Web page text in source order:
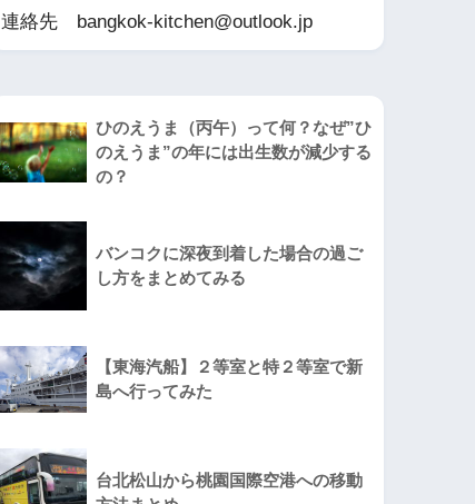
連絡先 bangkok-kitchen@outlook.jp
ひのえうま（丙午）って何？なぜ”ひ
のえうま”の年には出生数が減少する
の？
バンコクに深夜到着した場合の過ご
し方をまとめてみる
【東海汽船】２等室と特２等室で新
島へ行ってみた
台北松山から桃園国際空港への移動